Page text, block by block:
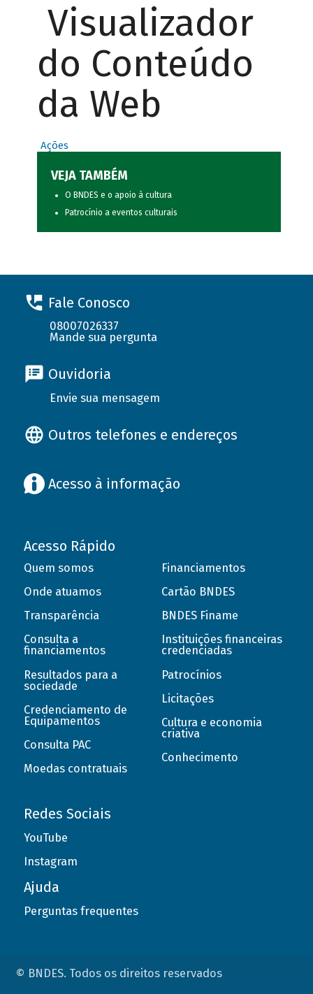
Visualizador
do Conteúdo
da Web
Ações
VEJA TAMBÉM
O BNDES e o apoio à cultura
Patrocínio a eventos culturais
Fale Conosco
08007026337
Mande sua pergunta
Ouvidoria
Envie sua mensagem
Outros telefones e endereços
Acesso à informação
Acesso Rápido
Quem somos
Onde atuamos
Transparência
Consulta a
financiamentos
Resultados para a
sociedade
Credenciamento de
Equipamentos
Consulta PAC
Moedas contratuais
Financiamentos
Cartão BNDES
BNDES Finame
Instituições financeiras
credenciadas
Patrocínios
Licitações
Cultura e economia
criativa
Conhecimento
Redes Sociais
YouTube
Instagram
Ajuda
Perguntas frequentes
© BNDES. Todos os direitos reservados